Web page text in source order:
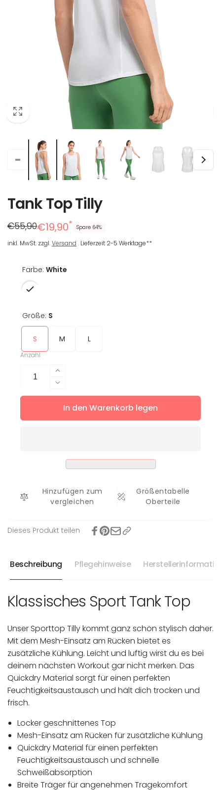
Tank Top Tilly
Regulärer
Preis
€55,90
Reduzierter
Preis
€19,90* Spare 64%
inkl. MwSt. zzgl.Versand . Lieferzeit 2-5 Werktage**
Farbe: White
Größe: S
S M L
Anzahl
Erhöhe
die
Menge
für
Verringere
die
Menge
für
In den Warenkorb legen
Hinzufügen zum
vergleichen
Größentabelle
Oberteile
Dieses Produkt teilen
Beschreibung Pflegehinweise
Klassisches Sport Tank Top
Unser Sporttop Tilly kommt ganz schön stylisch daher.
Mit dem Mesh-Einsatz am Rücken bietet es
zusätzliche Kühlung. Leicht und luftig wirst du es bei
deinem nächsten Workout gar nicht merken. Das
Quickdry Material sorgt für einen perfekten
Feuchtigkeitsaustausch und hält dich trocken und
frisch.
Locker geschnittenes Top
Mesh-Einsatz am Rücken für zusätzliche Kühlung
Quickdry Material für einen perfekten
Feuchtigkeitsaustausch und schnelle
Schweißabsorption
Breite Träger für angenehmen Tragekomfort